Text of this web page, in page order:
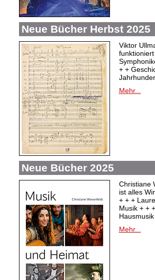
Neue Bücher Herbst 2025
Viktor
+ +
Mehr...
Neue Bücher 2025
Christiane
ist alles
+ + +
Musik + +
Mehr...